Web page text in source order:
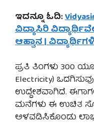
ಇದನ್ನೂ ಓದಿ:
ವಿದ್ಯಾಸಿರಿ
ಆಹ್ವಾನ |
ಪ್ರತಿ ತಿಂಗಳು 300
Electricity)
ಉದ್ದೇಶವಾಗಿದೆ.
ಮನೆಗಳು ಈ ಉಚಿತ
ಅಳವಡಿಸಿಕೊಂಡು